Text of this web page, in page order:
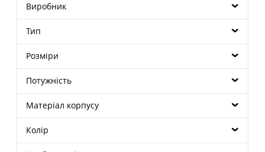
Виробник
Тип
Розміри
Потужність
Матеріал корпусу
Колір